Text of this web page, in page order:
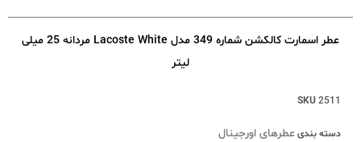
عطر اسمارت کالکشن شماره 349 مدل Lacoste White مردانه 25 میلی
لیتر
SKU2511
دسته بندیعطرهای اورجینال